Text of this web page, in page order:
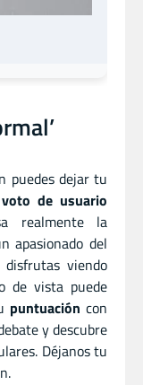
puedes dejar tu
voto de usuario
realmente la
apasionado del
viendo
de vista puede
puntuación con
y descubre
Déjanos tu